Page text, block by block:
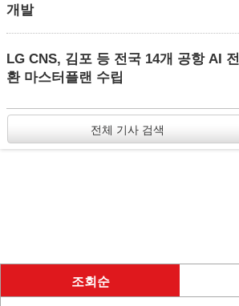
개발
LG CNS, 김포 등 전국 14개 공항 AI 전
환 마스터플랜 수립
전체 기사 검색
조회순